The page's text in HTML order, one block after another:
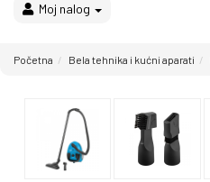
Moj nalog
Bela
Rasprodaja
Početna Bela tehnika i kućni aparati